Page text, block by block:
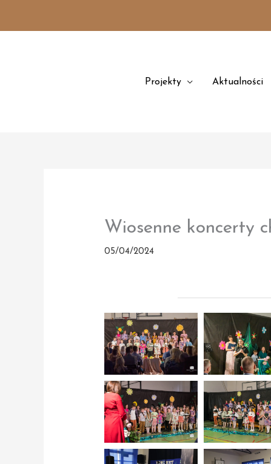
treści
Projekty Aktualności
Wiosenne koncerty
05/04/2024